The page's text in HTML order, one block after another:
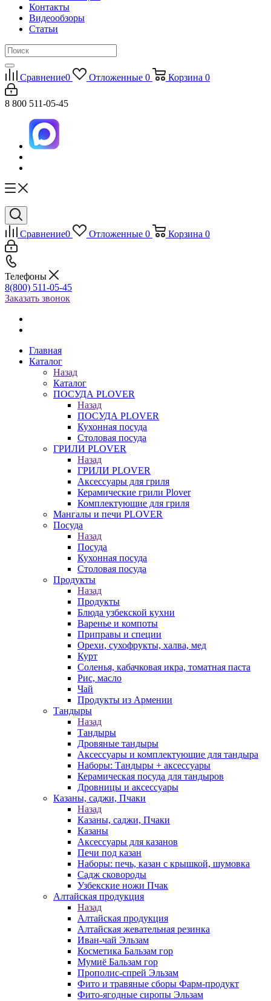
Контакты
Видеообзоры
Статьи
Сравнение0 Отложенные 0 Корзина 0
8 800 511-05-45
Сравнение0 Отложенные 0 Корзина 0
Телефоны
8(800) 511-05-45
Заказать звонок
Главная
Каталог
Назад
Каталог
ПОСУДА PLOVER
Назад
ПОСУДА PLOVER
Кухонная посуда
Столовая посуда
ГРИЛИ PLOVER
Назад
ГРИЛИ PLOVER
Аксессуары для гриля
Керамические грили Plover
Комплектующие для гриля
Мангалы и печи PLOVER
Посуда
Назад
Посуда
Кухонная посуда
Столовая посуда
Продукты
Назад
Продукты
Блюда узбекской кухни
Варенье и компоты
Приправы и специи
Орехи, сухофрукты, халва, мед
Курт
Соленья, кабачковая икра, томатная паста
Рис, масло
Чай
Продукты из Армении
Тандыры
Назад
Тандыры
Дровяные тандыры
Аксессуары и комплектующие для тандыра
Наборы: Тандыры + аксессуары
Керамическая посуда для тандыров
Дровницы и аксессуары
Казаны, саджи, Пчаки
Назад
Казаны, саджи, Пчаки
Казаны
Аксессуары для казанов
Печи под казан
Наборы: печь, казан с крышкой, шумовка
Садж сковороды
Узбекские ножи Пчак
Алтайская продукция
Назад
Алтайская продукция
Алтайская жевательная резинка
Иван-чай Эльзам
Косметика Бальзам гор
Мумиё Бальзам гор
Прополис-спрей Эльзам
Фито и травяные сборы Фарм-продукт
Фито-ягодные сиропы Эльзам